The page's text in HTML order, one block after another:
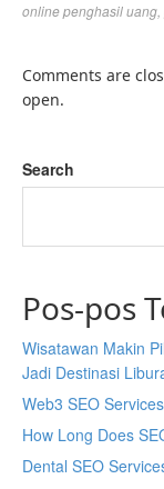
online penghasil uang
Comments are
open.
Search
Pos-pos
Wisatawan Makin
Jadi Destinasi
Web3 SEO
How Long Does
Dental SEO